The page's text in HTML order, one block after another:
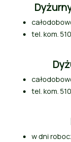
tel. kom.
tel. kom.
w dni